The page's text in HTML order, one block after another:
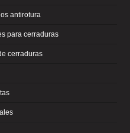
antirotura
para cerraduras
cerraduras